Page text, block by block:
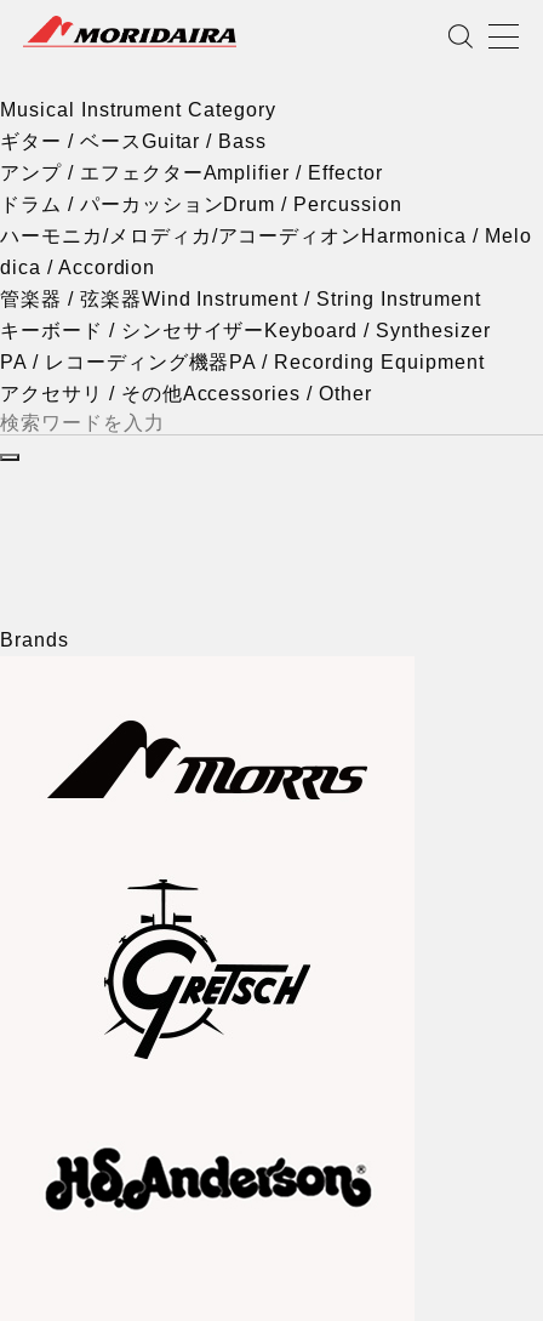
Musical Instrument Category
Scroll
Musical Instrument Category
ギター / ベースGuitar / Bass
アンプ / エフェクターAmplifier / Effector
ドラム / パーカッションDrum / Percussion
ハーモニカ/メロディカ/アコーディオン Harmonica / Melo
dica / Accordion
管楽器 / 弦楽器Wind Instrument / String Instrument
キーボード / シンセサイザー Keyboard / Synthesizer
PA / レコーディング機器 PA / Recording Equipment
アクセサリ / その他Accessories / Other
Brands